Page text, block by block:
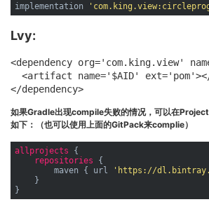
implementation
Lvy:
<dependency org='com.king.view'
<artifact name='$AID'
如果Gradle出现compile失败的情况，可以在
如下：（也可以使用上面的GitPack来complie）
allprojects {
repositories {
        maven { url
'https://
    }